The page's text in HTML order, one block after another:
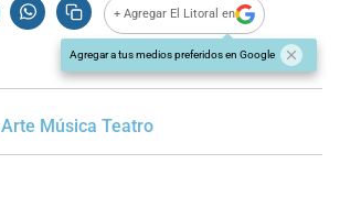
+ Agregar El Litoral en
Agregar a tus medios preferidos en Google
Arte Música Teatro